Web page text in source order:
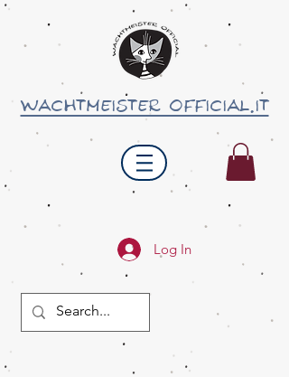
wachtmeister official.it
Log In